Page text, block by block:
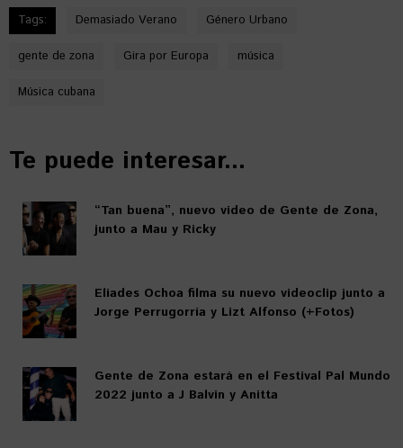
Tags: Demasiado Verano Género Urbano
gente de zona Gira por Europa música
Música cubana
Te puede interesar...
“Tan buena”, nuevo video de Gente de Zona,
junto a Mau y Ricky
Eliades Ochoa filma su nuevo videoclip junto a
Jorge Perrugorría y Lizt Alfonso (+Fotos)
Gente de Zona estará en el Festival Pal Mundo
2022 junto a J Balvin y Anitta